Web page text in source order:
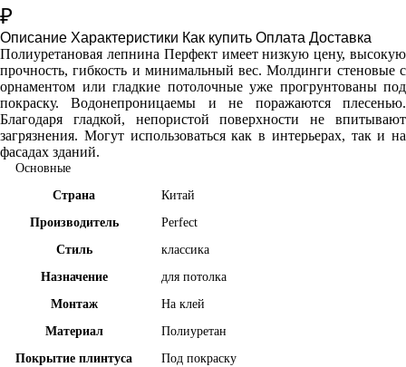
₽
Описание Характеристики Как купить Оплата Доставка
Полиуретановая лепнина Перфект имеет низкую цену, высокую
прочность, гибкость и минимальный вес. Молдинги стеновые с
орнаментом или гладкие потолочные уже прогрунтованы под
покраску. Водонепроницаемы и не поражаются плесенью.
Благодаря гладкой, непористой поверхности не впитывают
загрязнения. Могут использоваться как в интерьерах, так и на
фасадах зданий.
Основные
Страна
Китай
Производитель
Perfect
Стиль
классика
Назначение
для потолка
Монтаж
На клей
Материал
Полиуретан
Покрытие плинтуса
Под покраску